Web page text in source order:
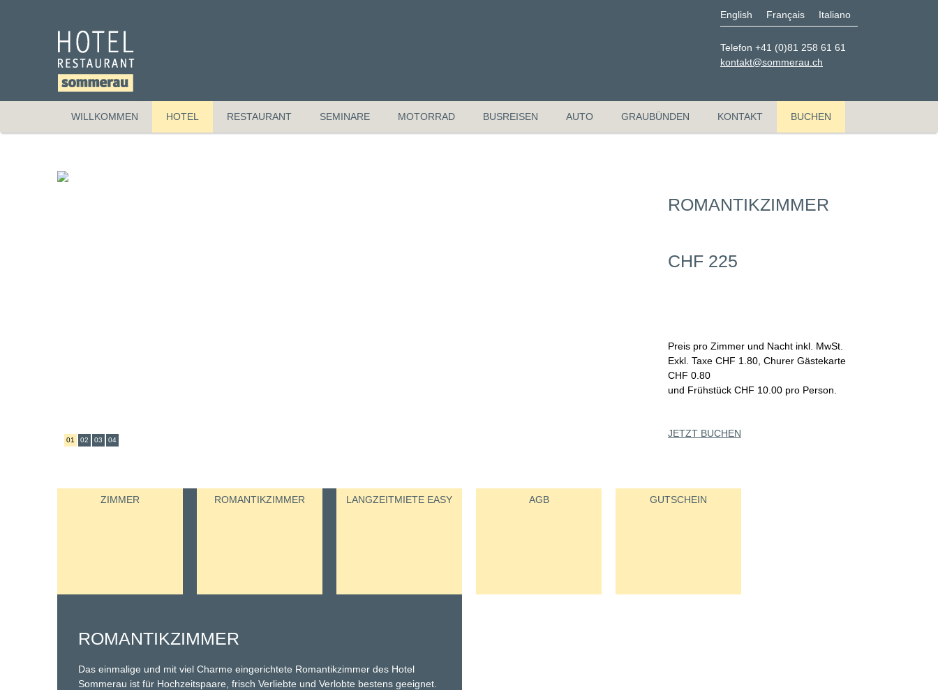
English Français Italiano
Telefon +41 (0)81 258 61 61
kontakt@sommerau.ch
WILLKOMMEN HOTEL RESTAURANT SEMINARE MOTORRAD BUSREISEN AUTO GRAUBÜNDEN KONTAKT BUCHEN
ROMANTIKZIMMER
CHF 225
Preis pro Zimmer und Nacht inkl. MwSt.
Exkl. Taxe CHF 1.80, Churer Gästekarte
CHF 0.80
und Frühstück CHF 10.00 pro Person.
JETZT BUCHEN
01 02 03 04
ZIMMER ROMANTIKZIMMER LANGZEITMIETE EASY AGB GUTSCHEIN
ROMANTIKZIMMER
Das einmalige und mit viel Charme eingerichtete Romantikzimmer des Hotel
Sommerau ist für Hochzeitspaare, frisch Verliebte und Verlobte bestens geeignet.